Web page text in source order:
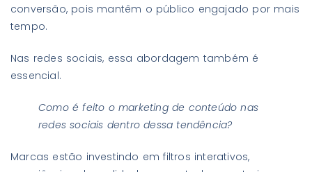
conversão, pois mantêm o público engajado por mais
tempo.
Nas redes sociais, essa abordagem também é
essencial.
Como é feito o marketing de conteúdo nas
redes sociais dentro dessa tendência?
Marcas estão investindo em filtros interativos,